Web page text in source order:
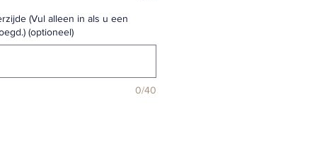
(Vul alleen in als u een
(optioneel)
0/40